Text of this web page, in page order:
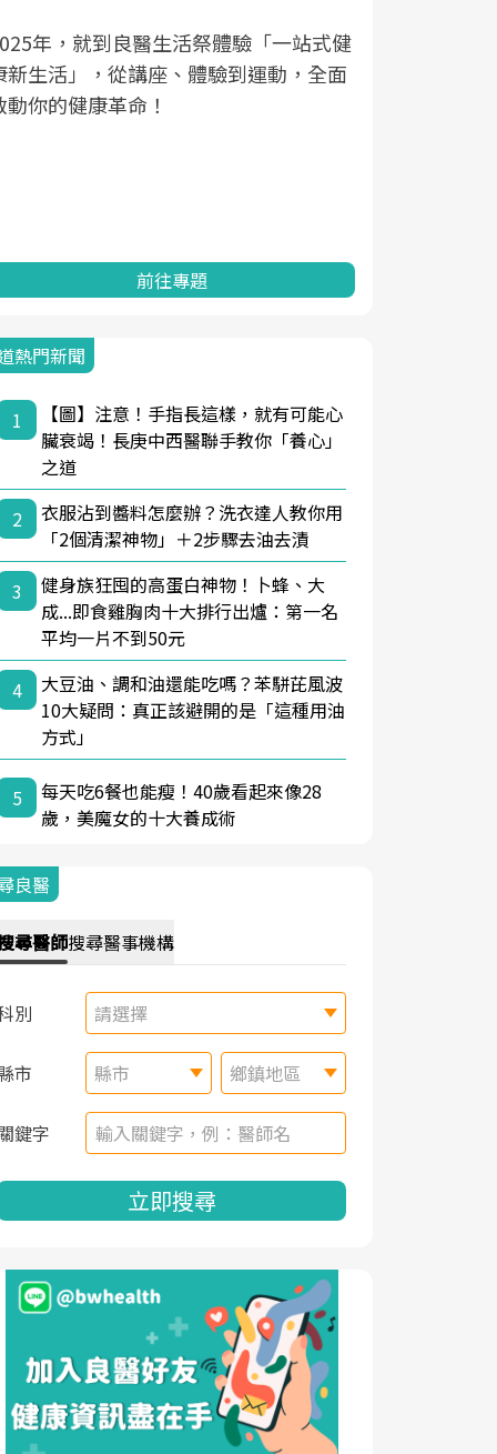
醫健康網從「換季的身體變化」出發，
過醫學觀點與日常感受的對話，建立對
健康的認知，進而引導實際的改善行
前往專題
熱門新聞
1
【圖】注意！手指長這樣，就有可能心
臟衰竭！長庚中西醫聯手教你「養心」
之道
2
衣服沾到醬料怎麼辦？洗衣達人教你用
「2個清潔神物」＋2步驟去油去漬
3
健身族狂囤的高蛋白神物！卜蜂、大
成...即食雞胸肉十大排行出爐：第一名
平均一片不到50元
4
大豆油、調和油還能吃嗎？苯駢芘風波
10大疑問：真正該避開的是「這種用油
方式」
5
每天吃6餐也能瘦！40歲看起來像28
歲，美魔女的十大養成術
良醫
尋醫師搜尋醫事機構
別 請選擇
市 縣市 鄉鎮地區
鍵字
立即搜尋